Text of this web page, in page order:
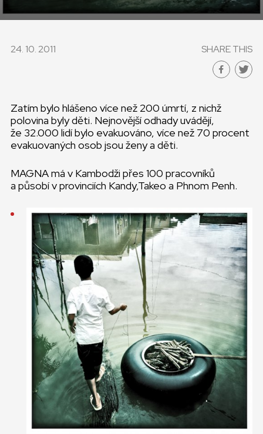
24. 10. 2011 SHARE THIS
Zatím bylo hlášeno více než 200 úmrtí, z nichž
polovina byly děti. Nejnovější odhady uvádějí,
že 32.000 lidí bylo evakuováno, více než 70 procent
evakuovaných osob jsou ženy a děti.
MAGNA má v Kambodži přes 100 pracovníků
a působí v provinciích Kandy,Takeo a Phnom Penh.